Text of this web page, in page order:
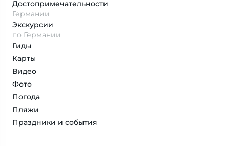
Достопримеча­тельности
Германии
Экскурсии
по Германии
Гиды
Карты
Видео
Фото
Погода
Пляжи
Праздники и события